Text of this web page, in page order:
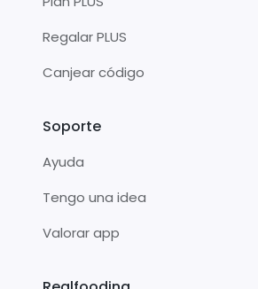
Regalar PLUS
Canjear código
Soporte
Ayuda
Tengo una idea
Valorar app